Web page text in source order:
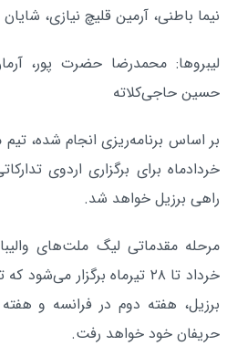
نیما باطنی، آرمین قلیچ نیازی،
لیبروها: محمدرضا حضرت پور،
حسین حاجی‌کلاته
بر اساس برنامه‌ریزی انجام شده، تیم
خردادماه برای برگزاری اردوی
راهی برزیل خواهد شد.
خرداد تا ۲۸ تیرماه برگزار
برزیل، هفته دوم در فرانسه و
حریفان خود خواهد رفت.